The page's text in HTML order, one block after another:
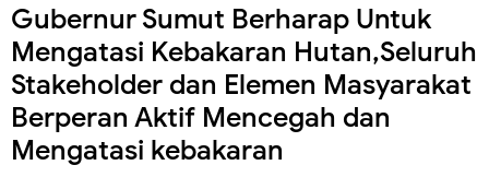
Gubernur Sumut Berharap Untuk
Mengatasi Kebakaran Hutan,Seluruh
Stakeholder dan Elemen Masyarakat
Berperan Aktif Mencegah dan
Mengatasi kebakaran